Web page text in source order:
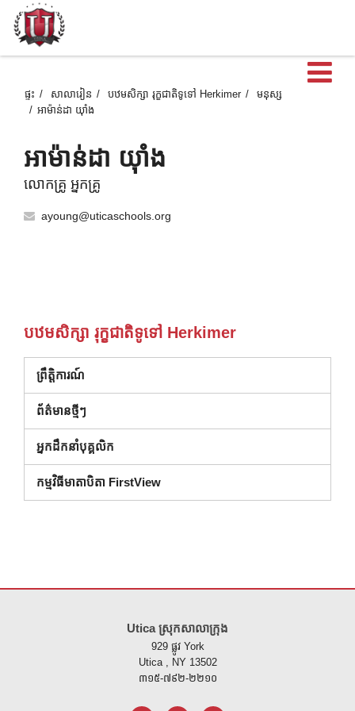
ប
ផ្ទះ សាលារៀន បឋមសិក្សា រុក្ខជាតិទូទៅ Herkimer
មនុស្ស
អាម៉ាន់ដា យ៉ាំង
អាម៉ាន់ដា យ៉ាំង
លោកគ្រូ អ្នកគ្រូ
ayoung@uticaschools.org
បឋមសិក្សា រុក្ខជាតិទូទៅ Herkimer
ព្រឹត្តិការណ៍
ព័ត៌មានថ្មីៗ
អ្នកដឹកនាំបុគ្គលិក
កម្មវិធីមាតាបិតា FirstView
Utica ស្រុកសាលាក្រុង
929 ផ្លូវ York
Utica , NY 13502
៣១៥-៧៩២-២២១០